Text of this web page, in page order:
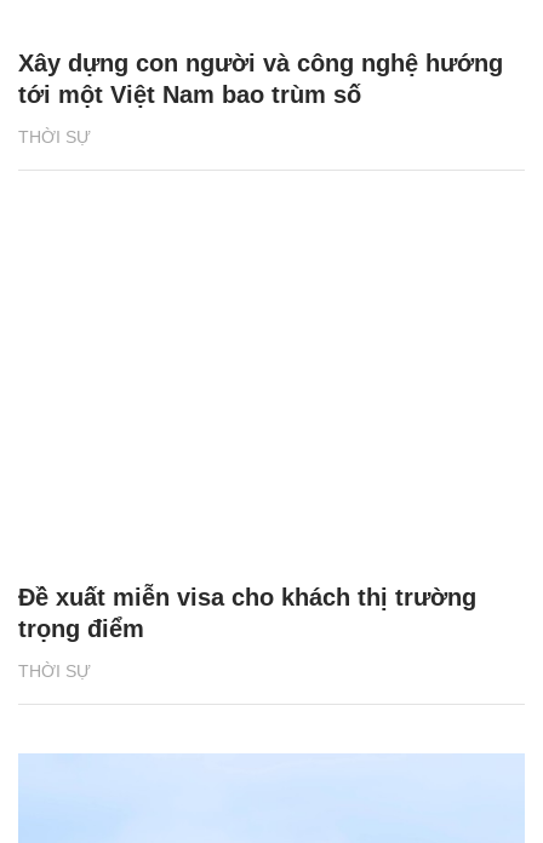
THỜI SỰ
Xây dựng con người và công nghệ hướng
tới một Việt Nam bao trùm số
THỜI SỰ
Đề xuất miễn visa cho khách thị trường
trọng điểm